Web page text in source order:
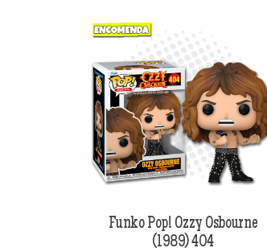
Funko Pop! Ozzy Osbourne
(1989) 404